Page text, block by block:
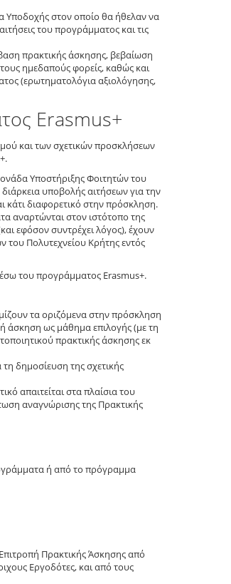
Υποδοχής στον οποίο θα ήθελαν να
του προγράμματος και τις
πρακτικής άσκησης, βεβαίωση
ημεδαπούς φορείς, καθώς και
(ερωτηματολόγια αξιολόγησης,
Erasmus+
και των σχετικών προσκλήσεων
Υποστήριξης Φοιτητών του
υποβολής αιτήσεων για την
κάτι διαφορετικό στην πρόσκληση.
αναρτώνται στον ιστότοπο της
εφόσον συντρέχει λόγος), έχουν
του Πολυτεχνείου Κρήτης εντός
του προγράμματος Erasmus+.
τα οριζόμενα στην πρόσκληση
άσκηση ως μάθημα επιλογής (με τη
πρακτικής άσκησης εκ
δημοσίευση της σχετικής
απαιτείται στα πλαίσια του
αναγνώρισης της Πρακτικής
ή από το πρόγραμμα
Πρακτικής Άσκησης από
Εργοδότες, και από τους